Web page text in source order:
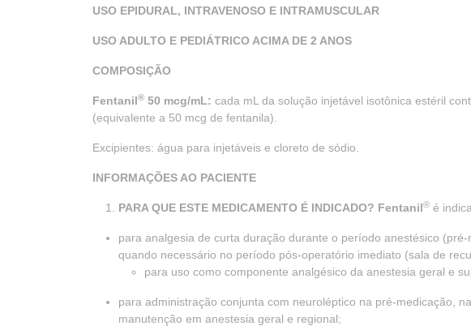
USO EPIDURAL, INTRAVENOSO E INTRAMUSCULAR
USO ADULTO E PEDIÁTRICO ACIMA DE 2 ANOS
COMPOSIÇÃO
Fentanil® 50 mcg/mL: cada mL da solução injetável isotônica estéril
(equivalente a 50 mcg de fentanila).
Excipientes: água para injetáveis e cloreto de sódio.
INFORMAÇÕES AO PACIENTE
PARA QUE ESTE MEDICAMENTO É INDICADO? Fentanil® é
para analgesia de curta duração durante o período anestésico
quando necessário no período pós-operatório imediato (sala de
para uso como componente analgésico da anestesia geral e
para administração conjunta com neuroléptico na pré-medicação,
manutenção em anestesia geral e regional;